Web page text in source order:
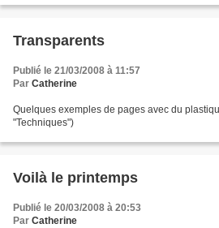
Transparents
Publié le 21/03/2008 à 11:57
Par Catherine
Quelques exemples de pages avec du
"Techniques")
Voilà le printemps
Publié le 20/03/2008 à 20:53
Par Catherine